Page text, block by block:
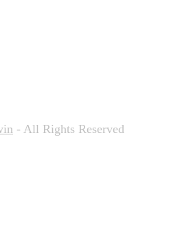
- All Rights Reserved